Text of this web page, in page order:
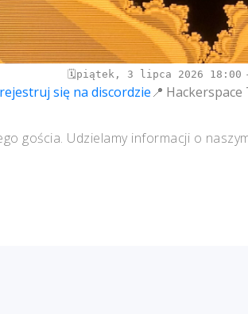
piątek, 3 lipca 2026 18:00
się na discordzie Hackerspace
gościa. Udzielamy informacji o